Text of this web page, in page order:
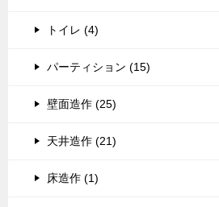
トイレ (4)
パーティション (15)
壁面造作 (25)
天井造作 (21)
床造作 (1)